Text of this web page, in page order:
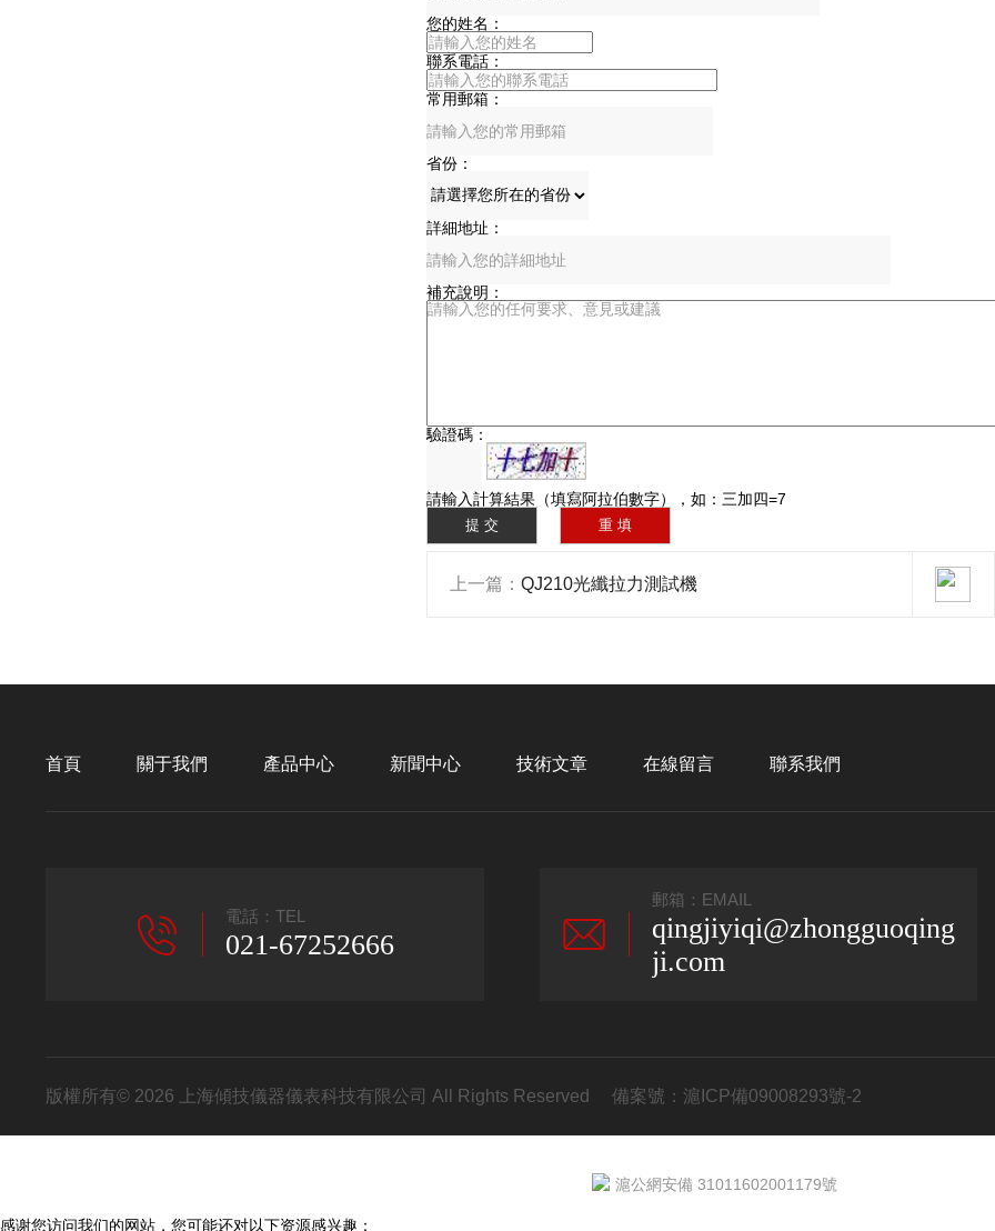
您的姓名：
聯系電話：
常用郵箱：
省份：
詳細地址：
補充說明：
驗證碼：
請輸入計算結果（填寫阿拉伯數字），如：三加四=7
上一篇： QJ210光纖拉力測試機
首頁 關于我們 產品中心 新聞中心 技術文章 在線留言 聯系我們
電話：TEL
021-67252666
郵箱：EMAIL
qingjiyiqi@zhongguoqing
ji.com
版權所有© 2026 上海傾技儀器儀表科技有限公司 All Rights Reserved 備案號： 滬ICP備09008293號-2
滬公網安備 31011602001179號
感谢您访问我们的网站，您可能还对以下资源感兴趣：